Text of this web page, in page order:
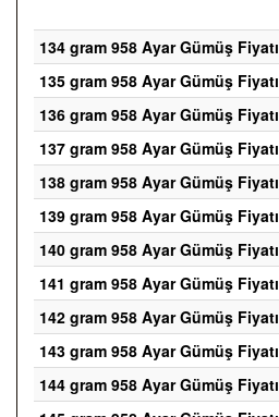
134 gram 958 Ayar Gümüş Fiyatı
135 gram 958 Ayar Gümüş Fiyatı
136 gram 958 Ayar Gümüş Fiyatı
137 gram 958 Ayar Gümüş Fiyatı
138 gram 958 Ayar Gümüş Fiyatı
139 gram 958 Ayar Gümüş Fiyatı
140 gram 958 Ayar Gümüş Fiyatı
141 gram 958 Ayar Gümüş Fiyatı
142 gram 958 Ayar Gümüş Fiyatı
143 gram 958 Ayar Gümüş Fiyatı
144 gram 958 Ayar Gümüş Fiyatı